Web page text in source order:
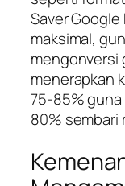
Saver
maksimal,
mengonversi
menerapkan
75-85%
80% sembari